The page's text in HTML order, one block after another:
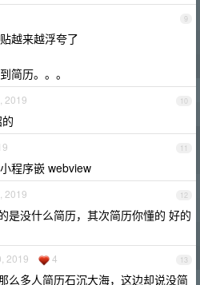
9
越来越浮夸了
简历。。。
10
2019
11
程序嵌 webview
12
2019
是没什么简历，其次简历你懂的 好的
13
2019 4
么多人简历石沉大海，这边却说没简